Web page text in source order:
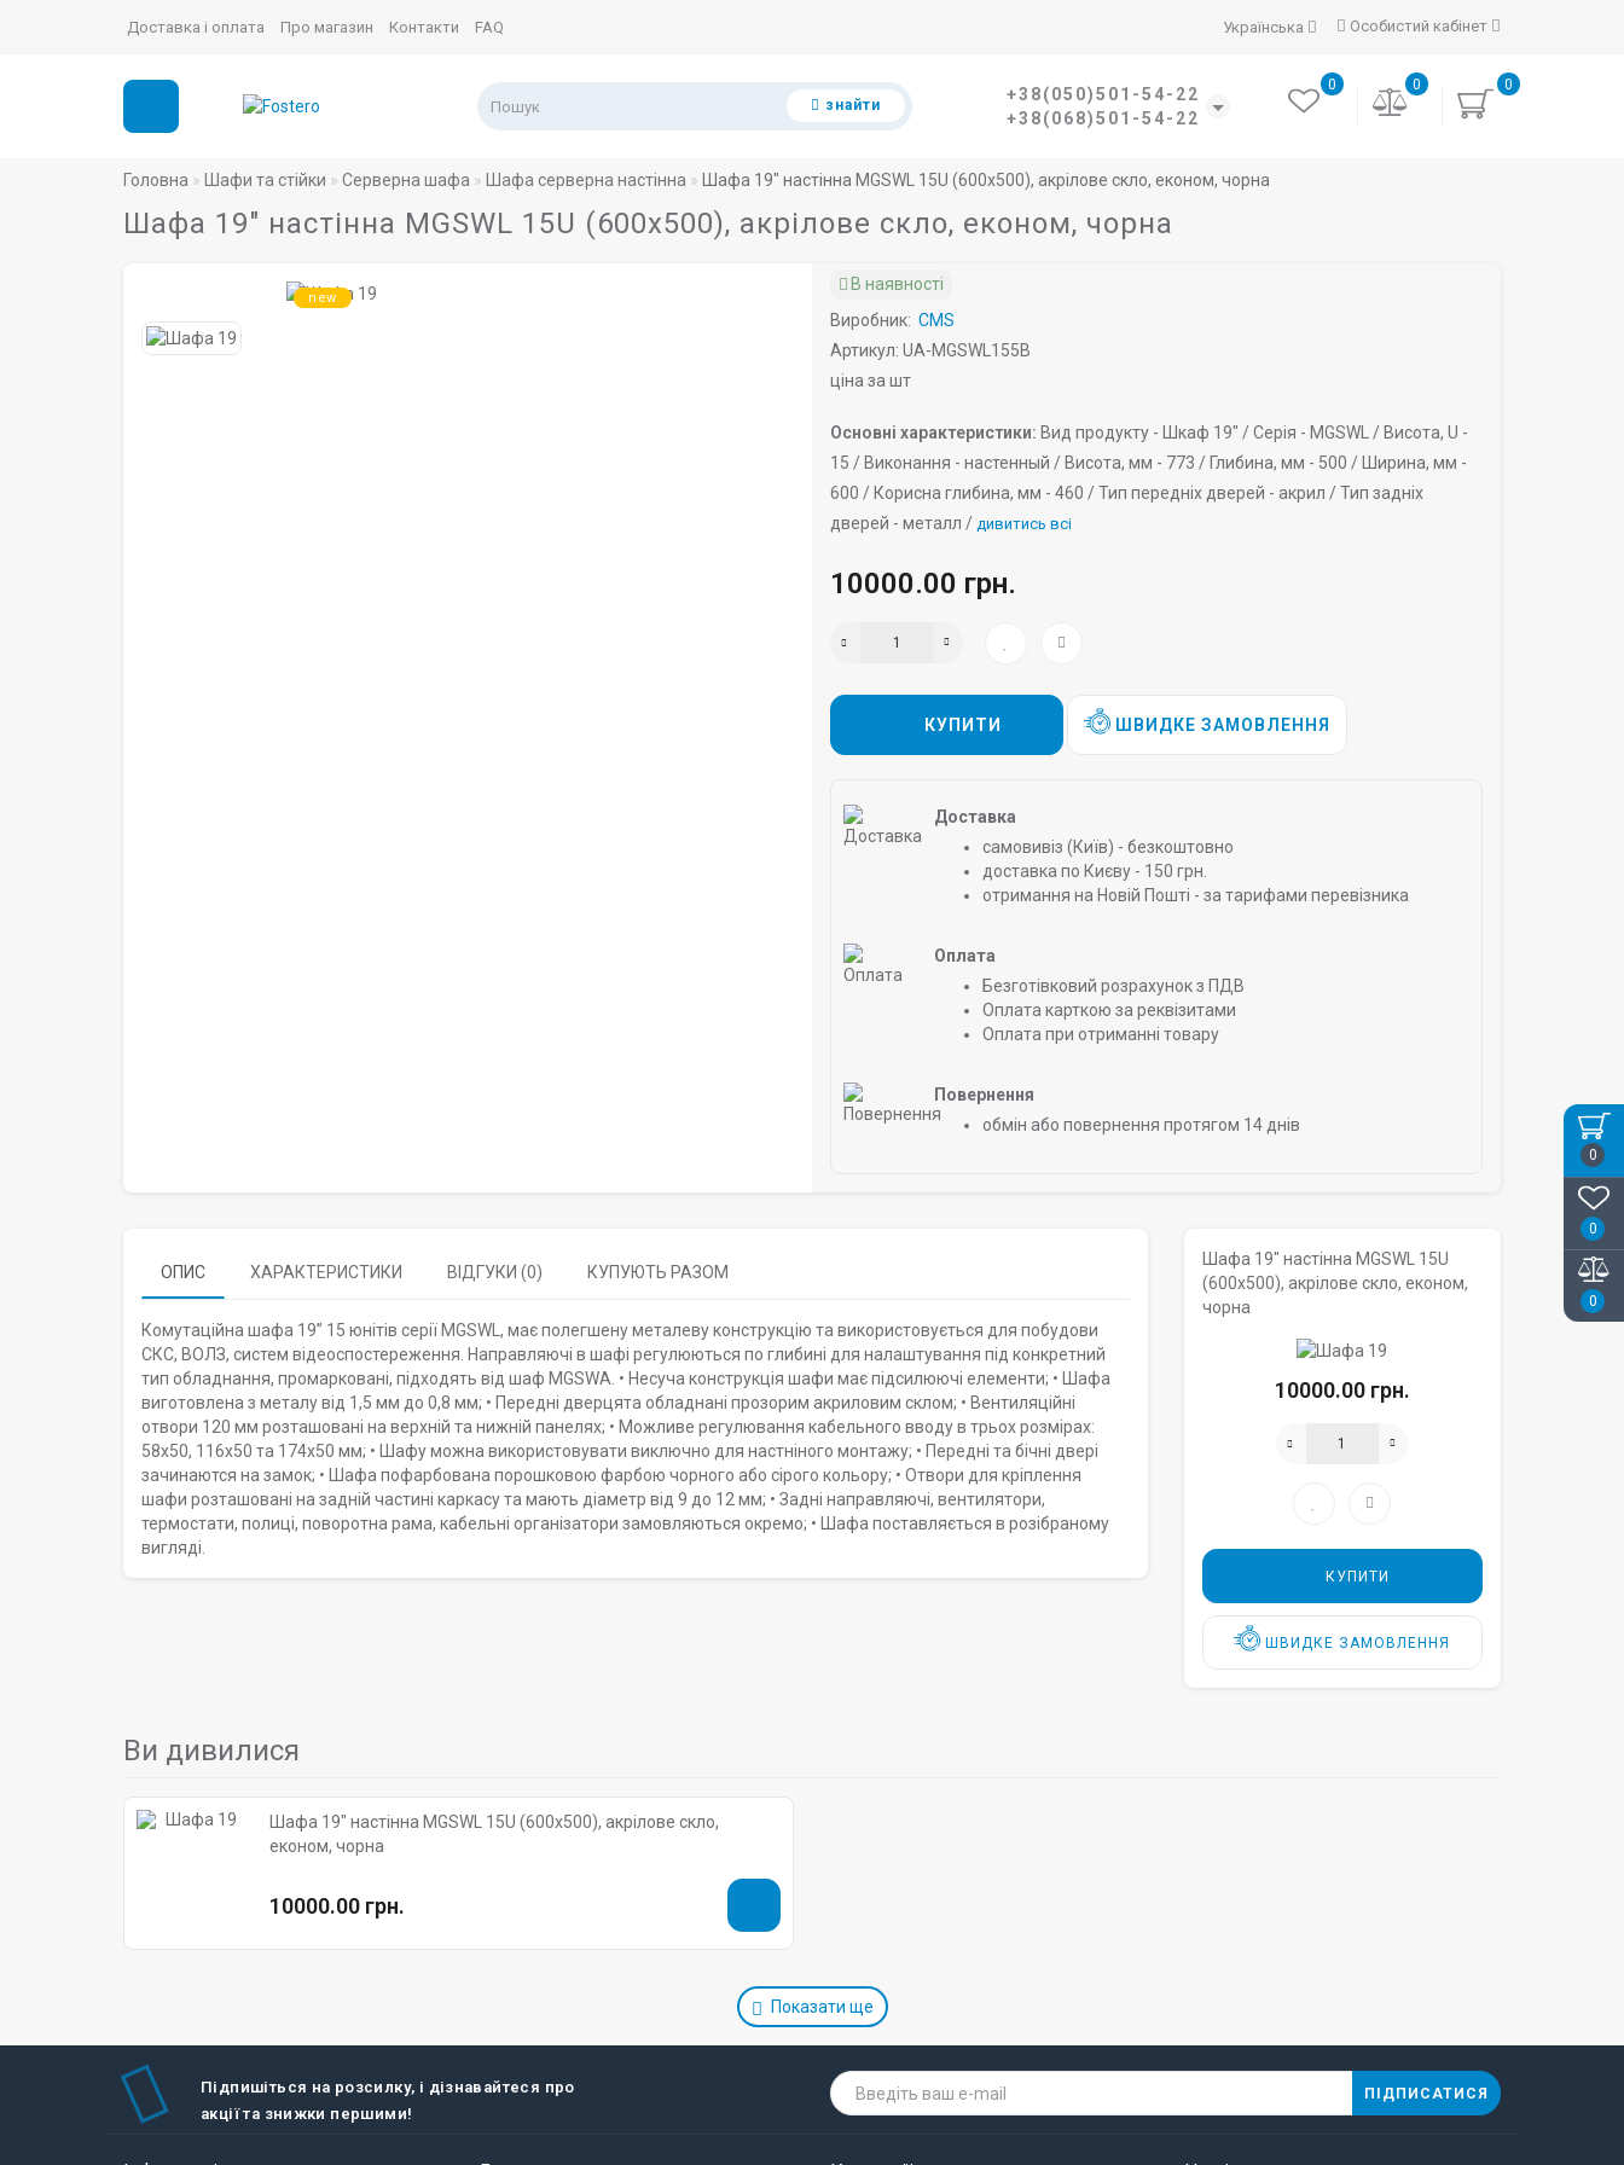
0
0
0
Особистий кабінет
Українська
Доставка і оплата Про магазин Контакти FAQ
знайти
+38(050)501-54-22
+38(068)501-54-22
0
0
0
Головна Шафи та стійки Серверна шафа Шафа серверна настінна Шафа 19" настінна MGSWL 15U (600x500), акрілове скло, економ, чорна
Шафа 19" настінна MGSWL 15U (600x500), акрілове скло, економ, чорна
new
В наявності
Виробник: CMS
Артикул: UA-MGSWL155B
ціна за шт
Основні характеристики: Вид продукту - Шкаф 19" /Серія - MGSWL / Висота, U -
15 / Виконання - настенный / Висота, мм - 773 / Глибина, мм - 500 /
Ширина, мм -
600 / Корисна глибина, мм - 460 /Тип передніх дверей - акрил /Тип задніх
дверей - металл / дивитись всі
10000.00 грн.
КУПИТИ ШВИДКЕ ЗАМОВЛЕННЯ
Доставка
самовивіз (Київ) - безкоштовно
доставка по Києву - 150 грн.
отримання на Новій Пошті - за тарифами перевізника
Оплата
Безготівковий розрахунок з ПДВ
Оплата карткою за реквізитами
Оплата при отриманні товару
Повернення
обмін або повернення протягом 14 днів
ОПИС ХАРАКТЕРИСТИКИ ВІДГУКИ (0) КУПУЮТЬ РАЗОМ
Комутаційна шафа 19” 15 юнітів серії MGSWL, має полегшену металеву конструкцію та використовується для побудови
СКС, ВОЛЗ, систем відеоспостереження. Направляючі в шафі регулюються по глибині для налаштування під конкретний
тип обладнання, промарковані, підходять від шаф MGSWA. • Несуча конструкція шафи має підсилюючі елементи; • Шафа
виготовлена з металу від 1,5 мм до 0,8 мм; • Передні дверцята обладнані прозорим акриловим склом; • Вентиляційні
отвори 120 мм розташовані на верхній та нижній панелях; • Можливе регулювання кабельного вводу в трьох розмірах:
58x50, 116x50 та 174x50 мм; • Шафу можна використовувати виключно для настніного монтажу; • Передні та бічні двері
зачинаются на замок; • Шафа пофарбована порошковою фарбою чорного або сірого кольору; • Отвори для кріплення
шафи розташовані на задній частині каркасу та мають діаметр від 9 до 12 мм; • Задні направляючі, вентилятори,
термостати, полиці, поворотна рама, кабельні організатори замовляються окремо; • Шафа поставляється в розібраному
вигляді.
Шафа 19" настінна MGSWL 15U
(600x500), акрілове скло, економ,
чорна
10000.00 грн.
КУПИТИ
ШВИДКЕ ЗАМОВЛЕННЯ
Ви дивилися
Шафа 19" настінна MGSWL 15U (600x500), акрілове скло,
економ, чорна
10000.00 грн.
Показати ще
Підпишіться на розсилку, і дізнавайтеся про
акції та знижки першими!
ПІДПИСАТИСЯ